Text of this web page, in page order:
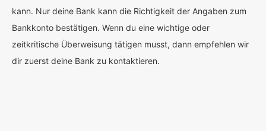
kann. Nur deine Bank kann die Richtigkeit der Angaben zum
Bankkonto bestätigen. Wenn du eine wichtige oder
zeitkritische Überweisung tätigen musst, dann empfehlen wir
dir zuerst deine Bank zu kontaktieren.